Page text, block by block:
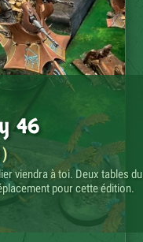
46
viendra à toi. Deux tables du
pour cette édition.